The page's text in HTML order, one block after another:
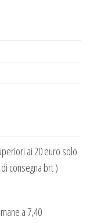
ai 20 euro solo
consegna brt )
a 7,40